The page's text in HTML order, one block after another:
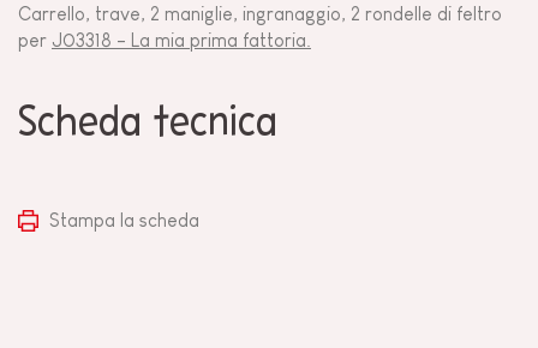
Carrello, trave, 2 maniglie, ingranaggio, 2 rondelle di feltro
per J03318 - La mia prima fattoria.
Scheda tecnica
Stampa la scheda